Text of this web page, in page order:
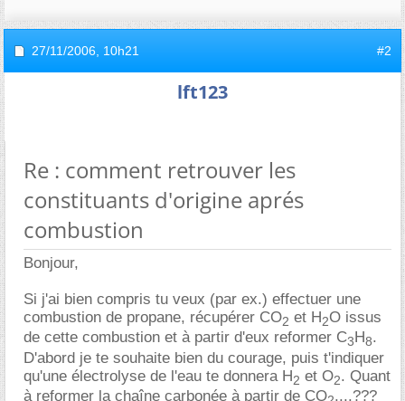
27/11/2006, 10h21 #2
lft123
Re : comment retrouver les
constituants d'origine aprés
combustion
Bonjour,
Si j'ai bien compris tu veux (par ex.) effectuer une
combustion de propane, récupérer CO2 et H2O issus
de cette combustion et à partir d'eux reformer C3 H8.
D'abord je te souhaite bien du courage, puis t'indiquer
qu'une électrolyse de l'eau te donnera H2 et O2. Quant
à reformer la chaîne carbonée à partir de CO ....???